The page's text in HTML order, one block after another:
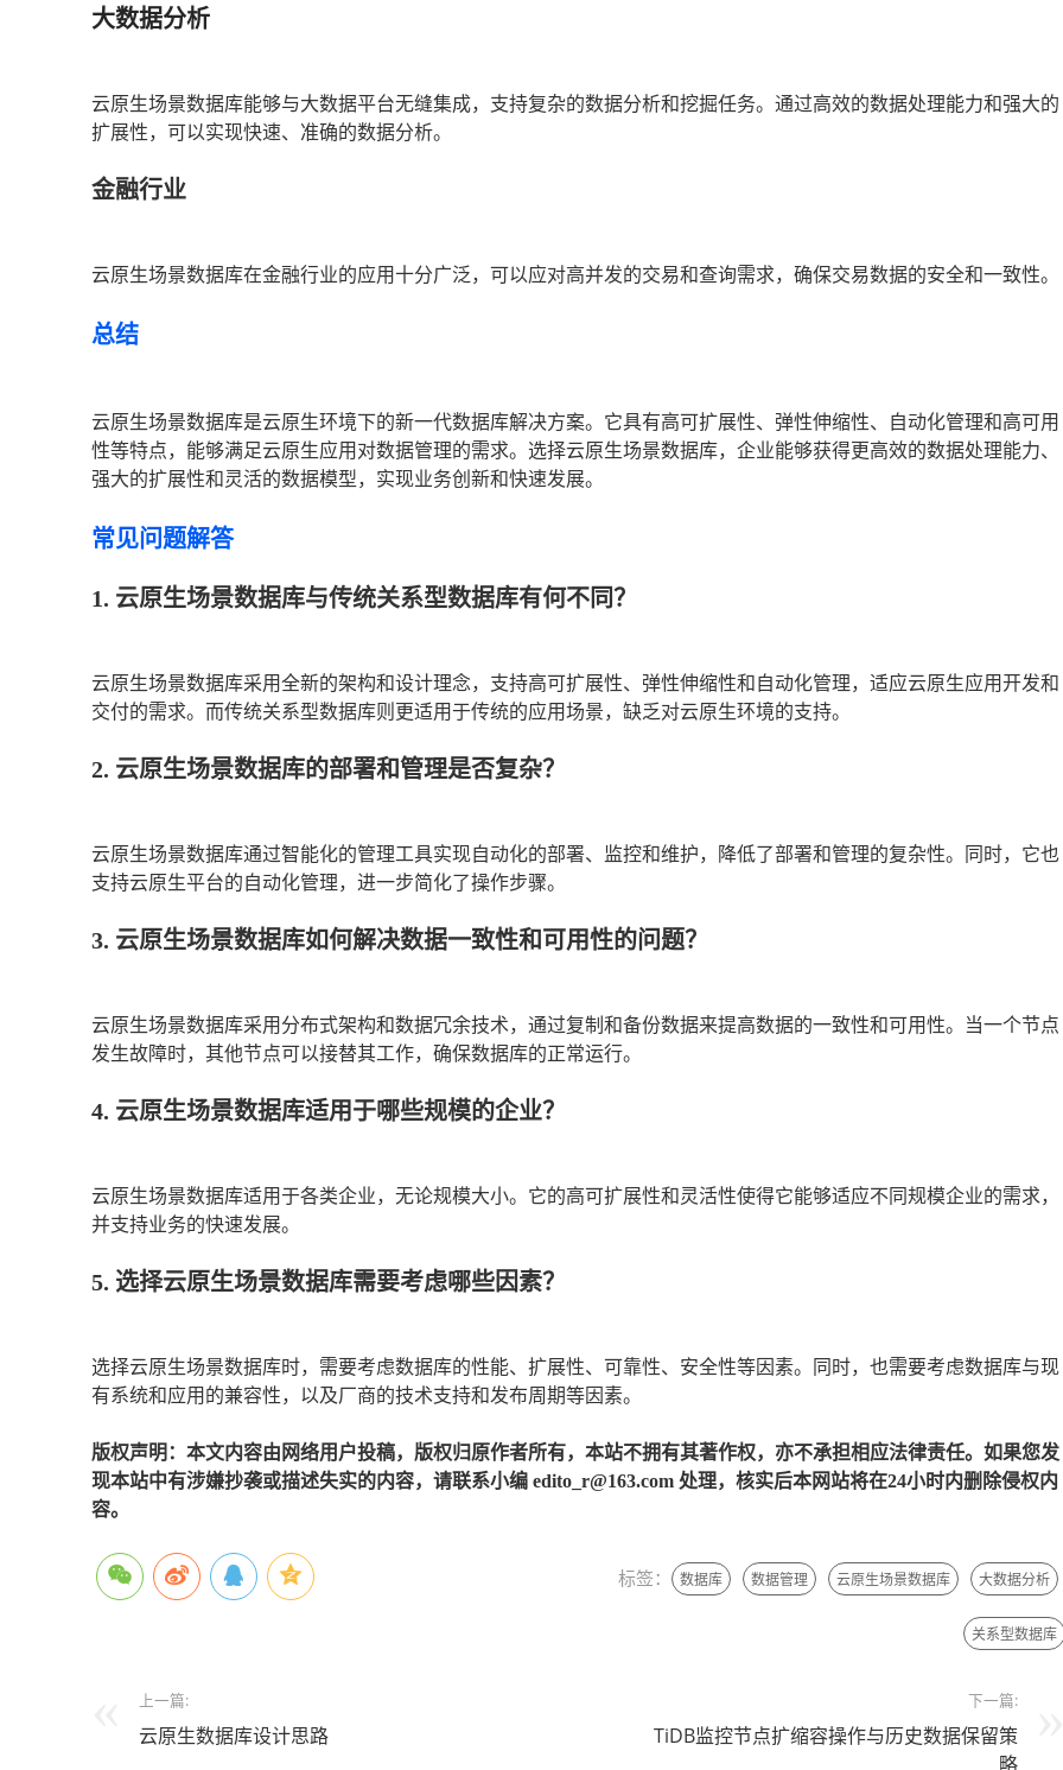
大数据分析
云原生场景数据库能够与大数据平台无缝集成，支持复杂的数据分析和挖掘任务。通过高效的数据处理能力和强大的
扩展性，可以实现快速、准确的数据分析。
金融行业
云原生场景数据库在金融行业的应用十分广泛，可以应对高并发的交易和查询需求，确保交易数据的安全和一致性。
总结
云原生场景数据库是云原生环境下的新一代数据库解决方案。它具有高可扩展性、弹性伸缩性、自动化管理和高可用
性等特点，能够满足云原生应用对数据管理的需求。选择云原生场景数据库，企业能够获得更高效的数据处理能力、
强大的扩展性和灵活的数据模型，实现业务创新和快速发展。
常见问题解答
1. 云原生场景数据库与传统关系型数据库有何不同？
云原生场景数据库采用全新的架构和设计理念，支持高可扩展性、弹性伸缩性和自动化管理，适应云原生应用开发和
交付的需求。而传统关系型数据库则更适用于传统的应用场景，缺乏对云原生环境的支持。
2. 云原生场景数据库的部署和管理是否复杂？
云原生场景数据库通过智能化的管理工具实现自动化的部署、监控和维护，降低了部署和管理的复杂性。同时，它也
支持云原生平台的自动化管理，进一步简化了操作步骤。
3. 云原生场景数据库如何解决数据一致性和可用性的问题？
云原生场景数据库采用分布式架构和数据冗余技术，通过复制和备份数据来提高数据的一致性和可用性。当一个节点
发生故障时，其他节点可以接替其工作，确保数据库的正常运行。
4. 云原生场景数据库适用于哪些规模的企业？
云原生场景数据库适用于各类企业，无论规模大小。它的高可扩展性和灵活性使得它能够适应不同规模企业的需求，
并支持业务的快速发展。
5. 选择云原生场景数据库需要考虑哪些因素？
选择云原生场景数据库时，需要考虑数据库的性能、扩展性、可靠性、安全性等因素。同时，也需要考虑数据库与现
有系统和应用的兼容性，以及厂商的技术支持和发布周期等因素。
版权声明：本文内容由网络用户投稿，版权归原作者所有，本站不拥有其著作权，亦不承担相应法律责任。如果您发
现本站中有涉嫌抄袭或描述失实的内容，请联系小编 edito_r@163.com 处理，核实后本网站将在24小时内删除侵权内
容。
标签： 数据库 数据管理 云原生场景数据库 大数据分析
关系型数据库
上一篇:
云原生数据库设计思路
下一篇:
TiDB监控节点扩缩容操作与历史数据保留策
略